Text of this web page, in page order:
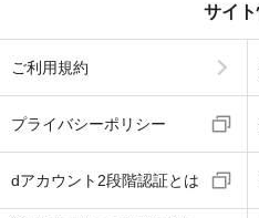
サイ
ご利用規約
プライバシーポリシー
dアカウント2段階認証とは